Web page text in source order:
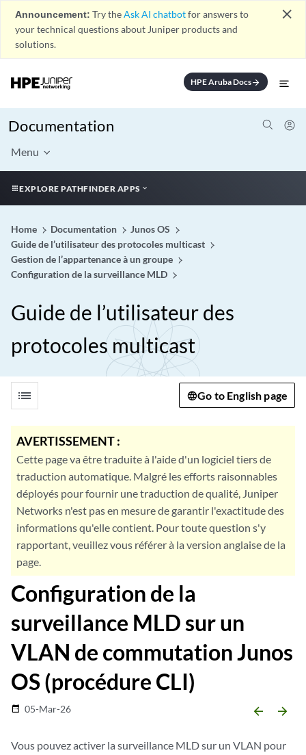
Announcement: Try theAsk AI chatbotfor answers to
your technical questions about Juniper products and
solutions.
close
HPE Aruba Docsarrow_forward
Documentation
Menu
EXPLORE PATHFINDER APPS
Home Documentation
Junos OS
Guide de l’utilisateur des protocoles multicast
Gestion de l’appartenance à un groupe
Configuration de la surveillance MLD
Guide de l’utilisateur des
protocoles multicast
list Go to English page
AVERTISSEMENT :
Cette page va être traduite à l'aide d'un logiciel tiers de
traduction automatique. Malgré les efforts raisonnables
déployés pour fournir une traduction de qualité, Juniper
Networks n'est pas en mesure de garantir l'exactitude des
informations qu'elle contient. Pour toute question s'y
rapportant, veuillez vous référer à la version anglaise de la
page.
Configuration de la
surveillance MLD sur un
VLAN de commutation Junos
OS (procédure CLI)
date_range 05-Mar-26 arrow_backward arrow_forward
Vous pouvez activer la surveillance MLD sur un VLAN pour